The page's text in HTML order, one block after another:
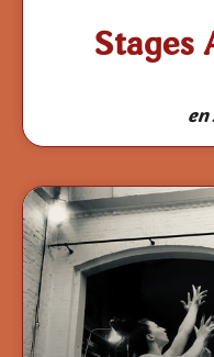
Stages
en